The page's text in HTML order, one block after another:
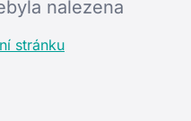
nalezena
stránku